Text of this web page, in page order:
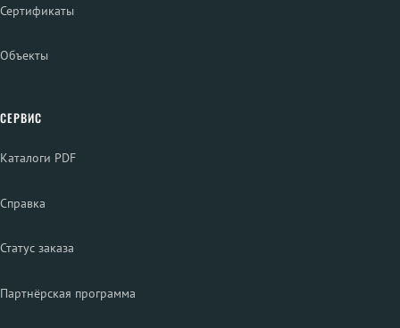
Сертификаты
Объекты
СЕРВИС
Каталоги PDF
Справка
Статус заказа
Партнёрская программа